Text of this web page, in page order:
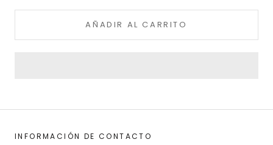
AÑADIR AL CARRITO
INFORMACIÓN DE CONTACTO